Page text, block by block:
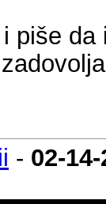
piše
- 02-